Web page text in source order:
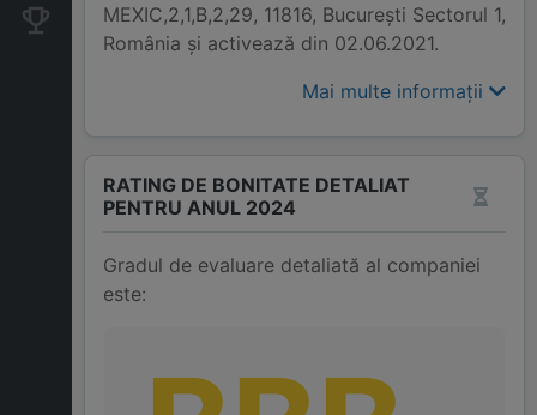
Companii concurente
MEXIC,2,1,B,2,29, 11816, Bucureşti Sectorul 1,
România și activează din 02.06.2021.
Mai multe informații
RATING DE BONITATE DETALIAT
PENTRU ANUL 2024
Gradul de evaluare detaliată al companiei
este: